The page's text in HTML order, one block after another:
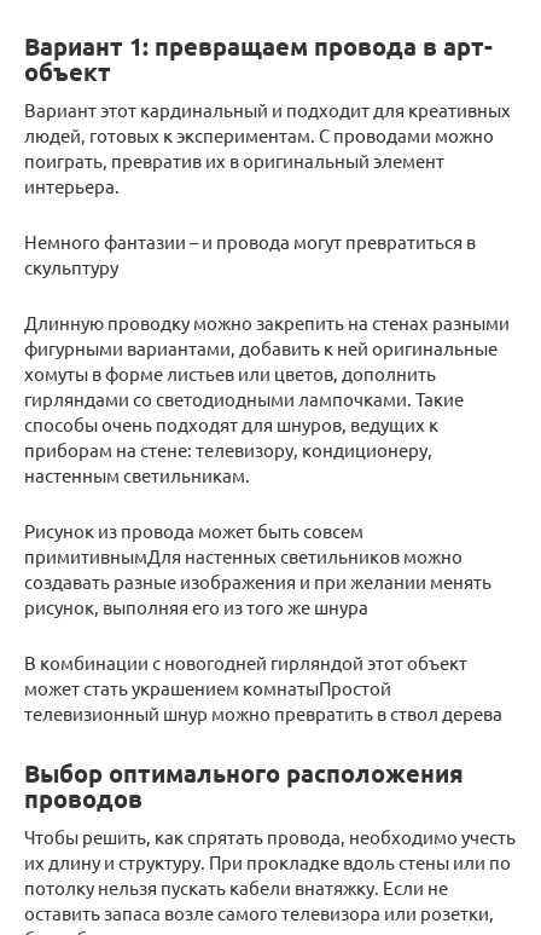
Вариант 1: превращаем провода в арт-
объект
Вариант этот кардинальный и подходит для креативных
людей, готовых к экспериментам. С проводами можно
поиграть, превратив их в оригинальный элемент
интерьера.
Немного фантазии – и провода могут превратиться в
скульптуру
Длинную проводку можно закрепить на стенах разными
фигурными вариантами, добавить к ней оригинальные
хомуты в форме листьев или цветов, дополнить
гирляндами со светодиодными лампочками. Такие
способы очень подходят для шнуров, ведущих к
приборам на стене: телевизору, кондиционеру,
настенным светильникам.
Рисунок из провода может быть совсем
примитивнымДля настенных светильников можно
создавать разные изображения и при желании менять
рисунок, выполняя его из того же шнура
В комбинации с новогодней гирляндой этот объект
может стать украшением комнатыПростой
телевизионный шнур можно превратить в ствол дерева
Выбор оптимального расположения
проводов
Чтобы решить, как спрятать провода, необходимо учесть
их длину и структуру. При прокладке вдоль стены или по
потолку нельзя пускать кабели внатяжку. Если не
оставить запаса возле самого телевизора или розетки,